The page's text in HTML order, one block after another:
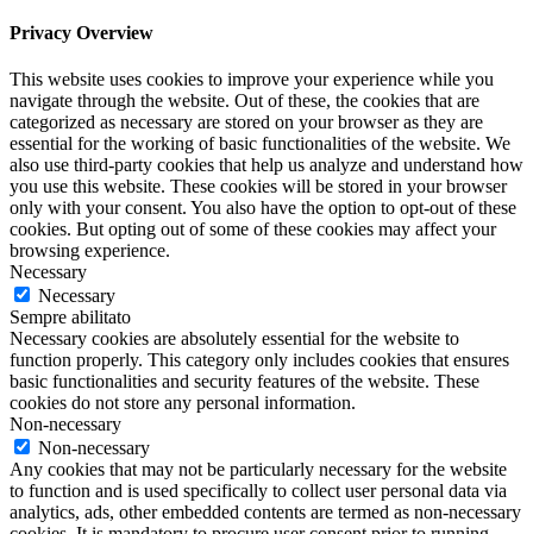
Privacy Overview
This website uses cookies to improve your experience while you
navigate through the website. Out of these, the cookies that are
categorized as necessary are stored on your browser as they are
essential for the working of basic functionalities of the website. We
also use third-party cookies that help us analyze and understand how
you use this website. These cookies will be stored in your browser
only with your consent. You also have the option to opt-out of these
cookies. But opting out of some of these cookies may affect your
browsing experience.
Necessary
Necessary
Sempre abilitato
Necessary cookies are absolutely essential for the website to
function properly. This category only includes cookies that ensures
basic functionalities and security features of the website. These
cookies do not store any personal information.
Non-necessary
Non-necessary
Any cookies that may not be particularly necessary for the website
to function and is used specifically to collect user personal data via
analytics, ads, other embedded contents are termed as non-necessary